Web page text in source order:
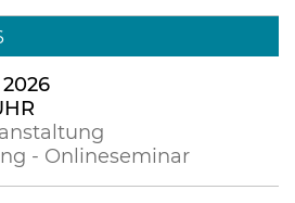
2026
- Onlineseminar